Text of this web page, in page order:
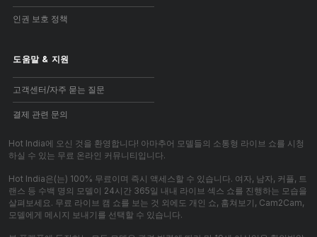
인권 보호 정책
도움말& 지원
고객센터/자주 묻는 질문
결제 관련 문의
Hot India에 오신 것을 환영합니다! 아마추어 모델들의 소통형 라이브 쇼를 시청
하실 수 있는 무료 온라인 커뮤니티입니다.
Hot India은(는) 100% 무료이며 즉시 액세스할 수 있습니다. 여자, 남자, 커플, 트
랜스 등 수백 명의 모델이 24시간 365일 내내 라이브 섹스 쇼를 진행하는 모습을
살펴보세요. 무료 라이브 캠 쇼를 보는 것 외에도 개인 쇼, 훔쳐보기, Cam2Cam,
모델에게 메시지 보내기를 선택할 수 있습니다.